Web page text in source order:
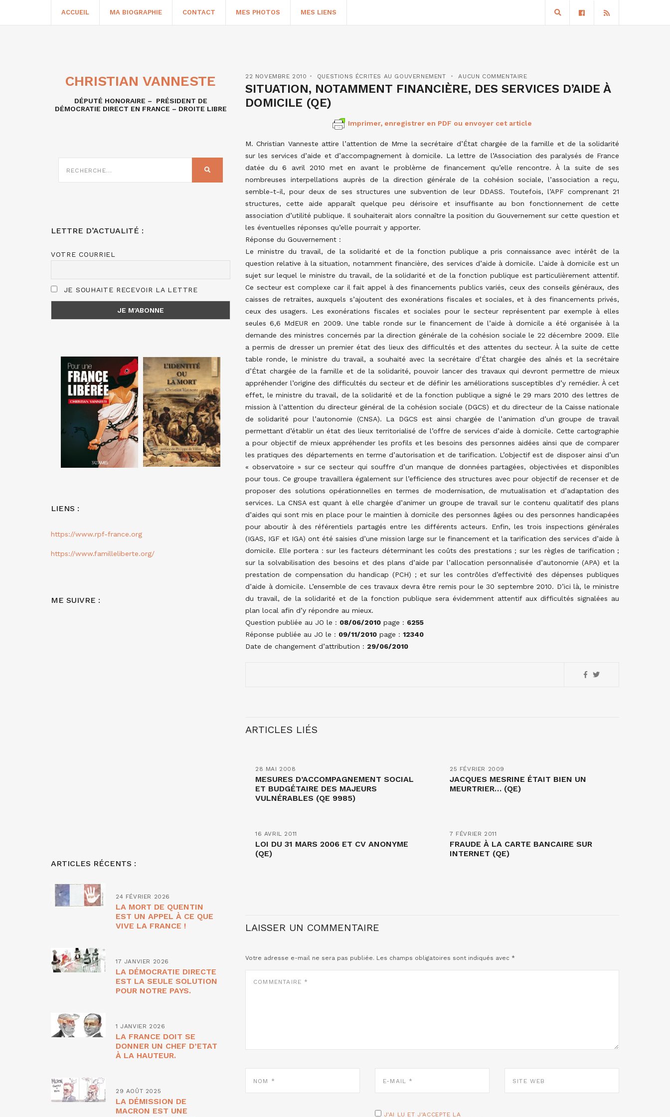
ACCUEIL MA BIOGRAPHIE CONTACT MES PHOTOS MES LIENS
22 NOVEMBRE 2010 QUESTIONS ÉCRITES AU GOUVERNEMENT AUCUN COMMENTAIRE
SITUATION, NOTAMMENT FINANCIÈRE, DES SERVICES D’AIDE À
DOMICILE (QE)
Imprimer, enregistrer en PDF ou envoyer cet article
M. Christian Vanneste attire l’attention de Mme la secrétaire d’État chargée de la famille et de la solidarité
sur les services d’aide et d’accompagnement à domicile. La lettre de l’Association des paralysés de France
datée du 6 avril 2010 met en avant le problème de financement qu’elle rencontre. À la suite de ses
nombreuses interpellations auprès de la direction générale de la cohésion sociale, l’association a reçu,
semble-t-il, pour deux de ses structures une subvention de leur DDASS. Toutefois, l’APF comprenant 21
structures, cette aide apparaît quelque peu dérisoire et insuffisante au bon fonctionnement de cette
association d’utilité publique. Il souhaiterait alors connaître la position du Gouvernement sur cette question et
les éventuelles réponses qu’elle pourrait y apporter.
Réponse du Gouvernement :
Le ministre du travail, de la solidarité et de la fonction publique a pris connaissance avec intérêt de la
question relative à la situation, notamment financière, des services d’aide à domicile. L’aide à domicile est un
sujet sur lequel le ministre du travail, de la solidarité et de la fonction publique est particulièrement attentif.
Ce secteur est complexe car il fait appel à des financements publics variés, ceux des conseils généraux, des
caisses de retraites, auxquels s’ajoutent des exonérations fiscales et sociales, et à des financements privés,
ceux des usagers. Les exonérations fiscales et sociales pour le secteur représentent par exemple à elles
seules 6,6 MdEUR en 2009. Une table ronde sur le financement de l’aide à domicile a été organisée à la
demande des ministres concernés par la direction générale de la cohésion sociale le 22 décembre 2009. Elle
a permis de dresser un premier état des lieux des difficultés et des attentes du secteur. À la suite de cette
table ronde, le ministre du travail, a souhaité avec la secrétaire d’État chargée des aînés et la secrétaire
d’État chargée de la famille et de la solidarité, pouvoir lancer des travaux qui devront permettre de mieux
appréhender l’origine des difficultés du secteur et de définir les améliorations susceptibles d’y remédier. À cet
effet, le ministre du travail, de la solidarité et de la fonction publique a signé le 29 mars 2010 des lettres de
mission à l’attention du directeur général de la cohésion sociale (DGCS) et du directeur de la Caisse nationale
de solidarité pour l’autonomie (CNSA). La DGCS est ainsi chargée de l’animation d’un groupe de travail
permettant d’établir un état des lieux territorialisé de l’offre de services d’aide à domicile. Cette cartographie
a pour objectif de mieux appréhender les profils et les besoins des personnes aidées ainsi que de comparer
les pratiques des départements en terme d’autorisation et de tarification. L’objectif est de disposer ainsi d’un
« observatoire » sur ce secteur qui souffre d’un manque de données partagées, objectivées et disponibles
pour tous. Ce groupe travaillera également sur l’efficience des structures avec pour objectif de recenser et de
proposer des solutions opérationnelles en termes de modernisation, de mutualisation et d’adaptation des
services. La CNSA est quant à elle chargée d’animer un groupe de travail sur le contenu qualitatif des plans
d’aides qui sont mis en place pour le maintien à domicile des personnes âgées ou des personnes handicapées
pour aboutir à des référentiels partagés entre les différents acteurs. Enfin, les trois inspections générales
(IGAS, IGF et IGA) ont été saisies d’une mission large sur le financement et la tarification des services d’aide à
domicile. Elle portera : sur les facteurs déterminant les coûts des prestations ; sur les règles de tarification ;
sur la solvabilisation des besoins et des plans d’aide par l’allocation personnalisée d’autonomie (APA) et la
prestation de compensation du handicap (PCH) ; et sur les contrôles d’effectivité des dépenses publiques
d’aide à domicile. L’ensemble de ces travaux devra être remis pour le 30 septembre 2010. D’ici là, le ministre
du travail, de la solidarité et de la fonction publique sera évidemment attentif aux difficultés signalées au
plan local afin d’y répondre au mieux.
Question publiée au JO le : 08/06/2010 page : 6255
Réponse publiée au JO le : 09/11/2010 page : 12340
Date de changement d’attribution : 29/06/2010
ARTICLES LIÉS
28 MAI 2008
MESURES D’ACCOMPAGNEMENT SOCIAL
ET BUDGÉTAIRE DES MAJEURS
VULNÉRABLES (QE 9985)
25 FÉVRIER 2009
JACQUES MESRINE ÉTAIT BIEN UN
MEURTRIER… (QE)
16 AVRIL 2011
LOI DU 31 MARS 2006 ET CV ANONYME
(QE)
7 FÉVRIER 2011
FRAUDE À LA CARTE BANCAIRE SUR
INTERNET (QE)
LAISSER UN COMMENTAIRE
Votre adresse e-mail ne sera pas publiée. Les champs obligatoires sont indiqués avec *
MAIL
WEB
J'AI LU ET J'ACCEPTE LA
CHRISTIAN VANNESTE
DÉPUTÉ HONORAIRE – PRÉSIDENT DE
DÉMOCRATIE DIRECT EN FRANCE – DROITE LIBRE
SUR
RECHERCHER
LETTRE D’ACTUALITÉ :
VOTRE COURRIEL
JE SOUHAITE RECEVOIR LA LETTRE
LIENS :
https://www.rpf-france.org
https://www.familleliberte.org/
ME SUIVRE :
ARTICLES RÉCENTS :
24 FÉVRIER 2026
LA MORT DE QUENTIN
EST UN APPEL À CE QUE
VIVE LA FRANCE !
17 JANVIER 2026
LA DÉMOCRATIE DIRECTE
EST LA SEULE SOLUTION
POUR NOTRE PAYS.
1 JANVIER 2026
LA FRANCE DOIT SE
DONNER UN CHEF D’ETAT
À LA HAUTEUR.
29 AOÛT 2025
LA DÉMISSION DE
MACRON EST UNE